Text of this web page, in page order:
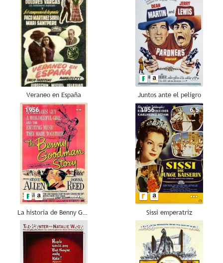
Veraneo en España Juntos ante el peligro
--
1956
La historia de Benny Goodman
6.5
1956
Sissi emperatriz
5.6
1956 7.6
1956